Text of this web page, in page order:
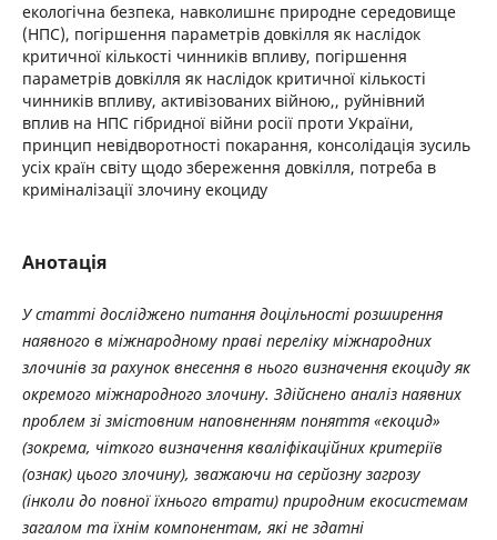
екологічна безпека, навколишнє природне середовище
(НПС), погіршення параметрів довкілля як наслідок
критичної кількості чинників впливу, погіршення
параметрів довкілля як наслідок критичної кількості
чинників впливу, активізованих війною,, руйнівний
вплив на НПС гібридної війни росії проти України,
принцип невідворотності покарання, консолідація зусиль
усіх країн світу щодо збереження довкілля, потреба в
криміналізації злочину екоциду
Анотація
У статті досліджено питання доцільності розширення
наявного в міжнародному праві переліку міжнародних
злочинів за рахунок внесення в нього визначення екоциду як
окремого міжнародного злочину. Здійснено аналіз наявних
проблем зі змістовним наповненням поняття «екоцид»
(зокрема, чіткого визначення кваліфікаційних критеріїв
(ознак) цього злочину), зважаючи на серйозну загрозу
(інколи до повної їхнього втрати) природним екосистемам
загалом та їхнім компонентам, які не здатні